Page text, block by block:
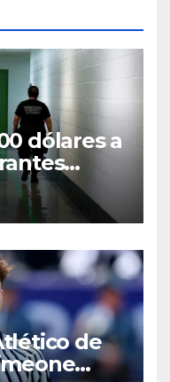
dólares a
Unidos;
de